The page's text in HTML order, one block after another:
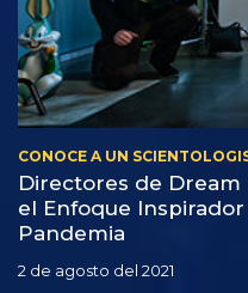
CONOCE A UN
Directores de
el Enfoque
Pandemia
2 de agosto del 2021